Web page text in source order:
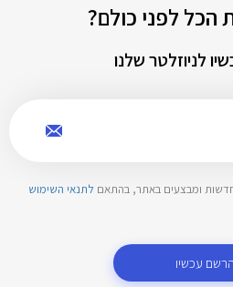
הכל לפני כולם?
לניוזלטר שלנו
חדשות ומבצעים באתר, בהתאם לתנאי השימוש
הרשם עכשיו